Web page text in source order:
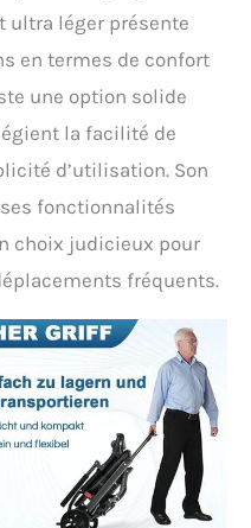
ultra léger présente
en termes de confort
une option solide
la facilité de
d’utilisation. Son
fonctionnalités
choix judicieux pour
fréquents.